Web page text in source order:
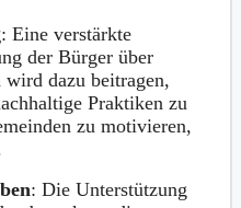
: Eine verstärkte
der Bürger über
dazu beitragen,
Praktiken zu
zu motivieren,
: Die Unterstützung